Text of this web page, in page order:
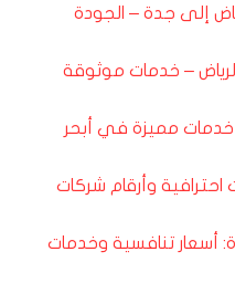
إلى جدة – الجودة
– خدمات موثوقة
مميزة في أبحر
وأرقام شركات
تنافسية وخدمات